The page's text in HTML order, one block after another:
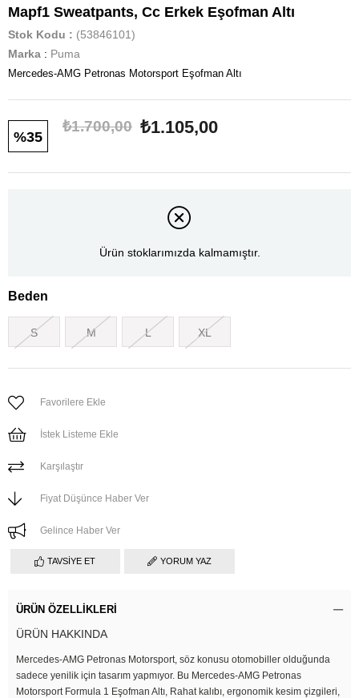
Mapf1 Sweatpants, Cc Erkek Eşofman Altı
Stok Kodu
(53846101)
Marka : Puma
Mercedes-AMG Petronas Motorsport Eşofman Altı
35
₺1.700,00 ₺1.105,00
Ürün stoklarımızda kalmamıştır.
Beden
S M L XL
Favorilere Ekle
İstek Listeme Ekle
Karşılaştır
Fiyat Düşünce Haber Ver
Gelince Haber Ver
TAVSIYE ET YORUM YAZ
ÜRÜN ÖZELLIKLERI
ÜRÜN HAKKINDA
Mercedes-AMG Petronas Motorsport, söz konusu otomobiller olduğunda
sadece yenilik için tasarım yapmıyor. Bu Mercedes-AMG Petronas
Motorsport Formula 1 Eşofman Altı, Rahat kalıbı, ergonomik kesim çizgileri,